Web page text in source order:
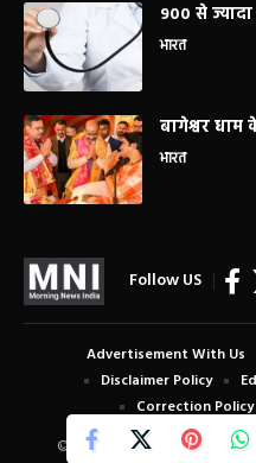
900 से ज्यादा
भारत
बागेश्वर धाम
भारत
Follow US
© Copyright 2024 Morning
Advertisement With Us
Disclaimer Policy
Correction Policy